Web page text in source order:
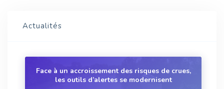
Actualités
Face à un accroissement des risques de crues,
les outils d’alertes se modernisent